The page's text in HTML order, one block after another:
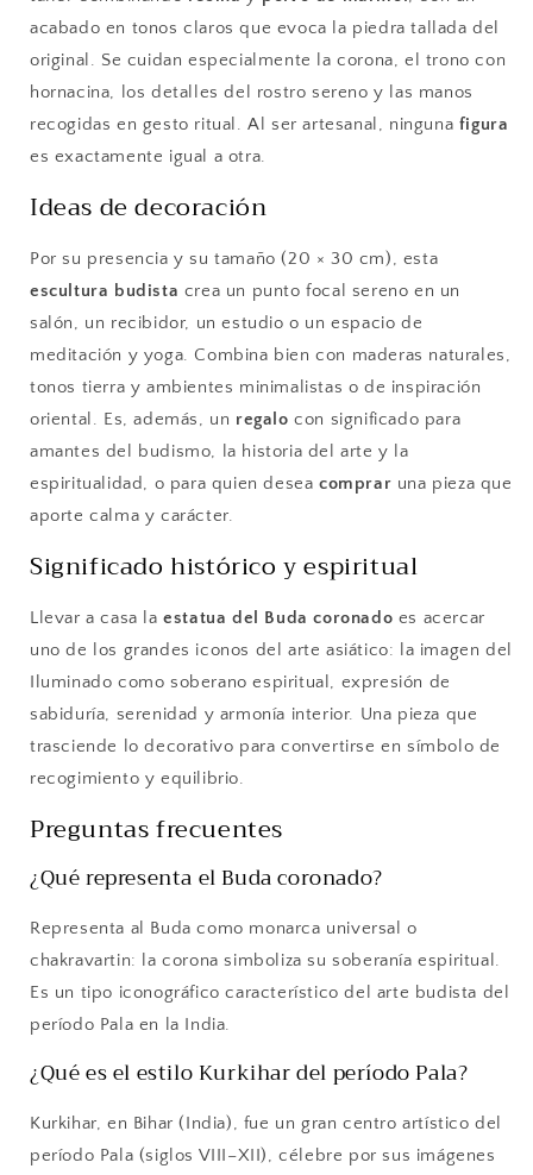
acabado en tonos claros que evoca la piedra tallada del
original. Se cuidan especialmente la corona, el trono con
hornacina, los detalles del rostro sereno y las manos
recogidas en gesto ritual. Al ser artesanal, ninguna figura
es exactamente igual a otra.
Ideas de decoración
Por su presencia y su tamaño (20 × 30 cm), esta
escultura budista crea un punto focal sereno en un
salón, un recibidor, un estudio o un espacio de
meditación y yoga. Combina bien con maderas naturales,
tonos tierra y ambientes minimalistas o de inspiración
oriental. Es, además, un regalo con significado para
amantes del budismo, la historia del arte y la
espiritualidad, o para quien deseacomprar una pieza que
aporte calma y carácter.
Significado histórico y espiritual
Llevar a casa laestatua del Buda coronado es acercar
uno de los grandes iconos del arte asiático: la imagen del
Iluminado como soberano espiritual, expresión de
sabiduría, serenidad y armonía interior. Una pieza que
trasciende lo decorativo para convertirse en símbolo de
recogimiento y equilibrio.
Preguntas frecuentes
¿Qué representa el Buda coronado?
Representa al Buda como monarca universal o
chakravartin: la corona simboliza su soberanía espiritual.
Es un tipo iconográfico característico del arte budista del
período Pala en la India.
¿Qué es el estilo Kurkihar del período Pala?
Kurkihar, en Bihar (India), fue un gran centro artístico del
período Pala (siglos VIII–XII), célebre por sus imágenes